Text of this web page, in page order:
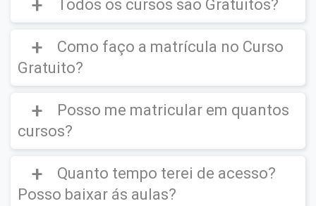
Todos os cursos são Gratuitos?
Curso Gratuito,porém caso deseje emitir o
Certificado Digital é cobrado uma taxa de
IMPORTANTE(O certificado Digital não é
Como faço a matrícula no Curso
Gratuito?
CLIQUE AQUI para ver um vídeo de como
efetuar a matrícula em um
Posso me matricular em quantos
cursos?
Você poderá se matricular em quantos
cursos desejar.
Quanto tempo terei de acesso?
Posso baixar ás aulas?